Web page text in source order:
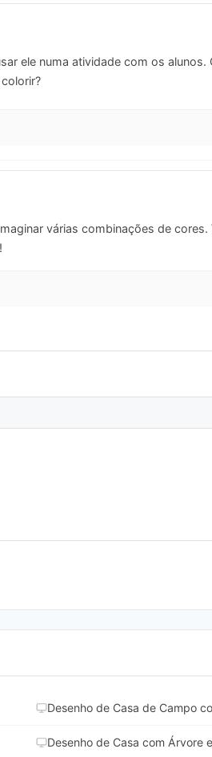
ele numa atividade com os
várias combinações de
Desenho de Casa de Campo
Desenho de Casa com Árvore